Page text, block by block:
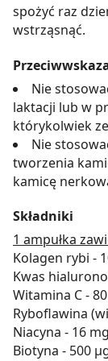
spożyć raz
wstrząsnąć.
Nie
laktacji lub w
którykolwiek
Nie
tworzenia
kamicę
Składniki
1 ampułka
Kolagen rybi -
Kwas
Witamina C -
Ryboflawina
Niacyna - 16
Biotyna - 500